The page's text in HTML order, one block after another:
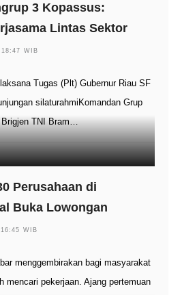
3 Kopassus:
Lintas Sektor
WIB
Tugas (Plt) Gubernur Riau SF
silaturahmiKomandan Grup
Brigjen TNI Bram…
Perusahaan di
Buka Lowongan
WIB
menggembirakan bagi masyarakat
mencari pekerjaan. Ajang pertemuan